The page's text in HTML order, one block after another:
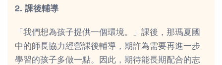
2. 課後輔導
「我們想為孩子提供一個環境。」課後，那瑪夏國
中的師長協力經營課後輔導，期許為需要再進一步
學習的孩子多做一點。因此，期待能長期配合的志